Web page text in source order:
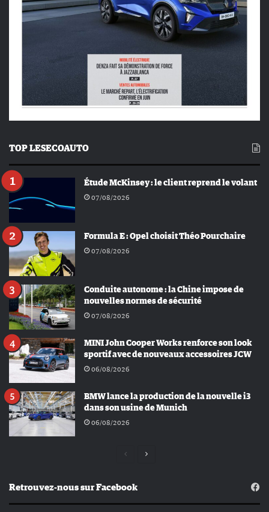
TOP LESECOAUTO
Étude McKinsey : le client reprend le volant
07/08/2026
Formula E : Opel choisit Théo Pourchaire
07/08/2026
Conduite autonome : la Chine impose de
nouvelles normes de sécurité
07/08/2026
MINI John Cooper Works renforce son look
sportif avec de nouveaux accessoires JCW
06/08/2026
BMW lance la production de la nouvelle i3
dans son usine de Munich
06/08/2026
Page
Page
Retrouvez-nous sur Facebook